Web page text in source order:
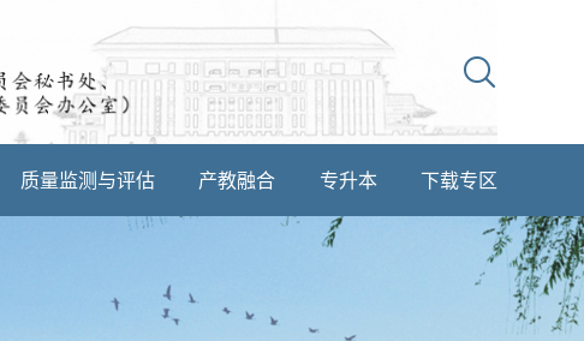
质量监测与评估 产教融合 专升本 下载专区